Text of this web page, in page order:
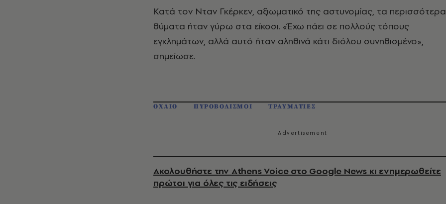
Κατά τον Νταν Γκέρκεν, αξιωματικό της αστυνομίας, τα περισσότερα
θύματα ήταν γύρω στα είκοσι. «Έχω πάει σε πολλούς τόπους
εγκλημάτων, αλλά αυτό ήταν αληθινά κάτι διόλου συνηθισμένο»,
σημείωσε.
ΟΧΑΙΟ ΠΥΡΟΒΟΛΙΣΜΟΙ ΤΡΑΥΜΑΤΙΕΣ
Ακολουθήστε την Athens Voice στο Google News κι ενημερωθείτε
πρώτοι για όλες τις ειδήσεις